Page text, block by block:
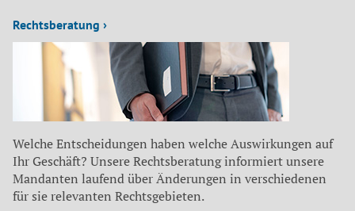
Rechtsberatung ›
Welche Entscheidungen haben welche Auswirkungen auf
Ihr Geschäft? Unsere Rechtsberatung informiert unsere
Mandanten laufend über Änderungen in verschiedenen
für sie relevanten Rechtsgebieten.